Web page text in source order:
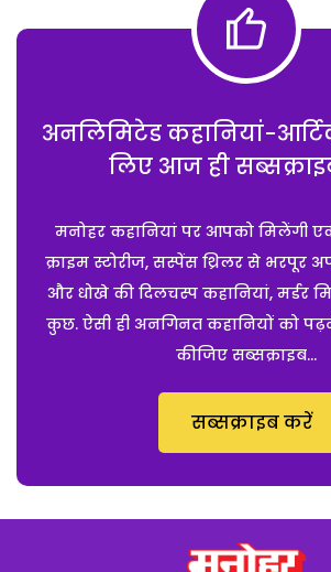
अनलिमिटेड कहानियां-
लिए आज ही
मनोहर कहानियां पर आपको मिलेंगी
क्राइम स्टोरीज, सस्पेंस थ्रिलर से भरपूर
और धोखे की दिलचस्प कहानियां, मर्डर
कुछ. ऐसी ही अनगिनत कहानियों को
कीजिए सब्सक्राइब...
सब्सक्राइब करें